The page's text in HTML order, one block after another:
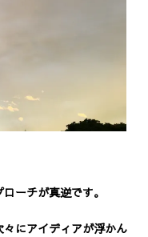
ーチが真逆です。
にアイディアが浮かん